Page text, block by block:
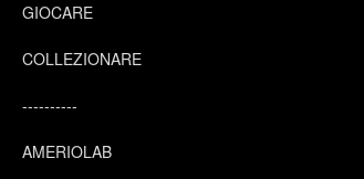
GIOCARE
COLLEZIONARE
----------
AMERIOLAB